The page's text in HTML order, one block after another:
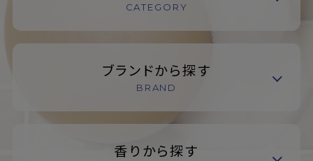
CATEGORY
ブランドから探す
BRAND
香りから探す